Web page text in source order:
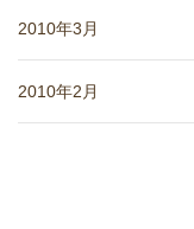
2010年3月
2010年2月